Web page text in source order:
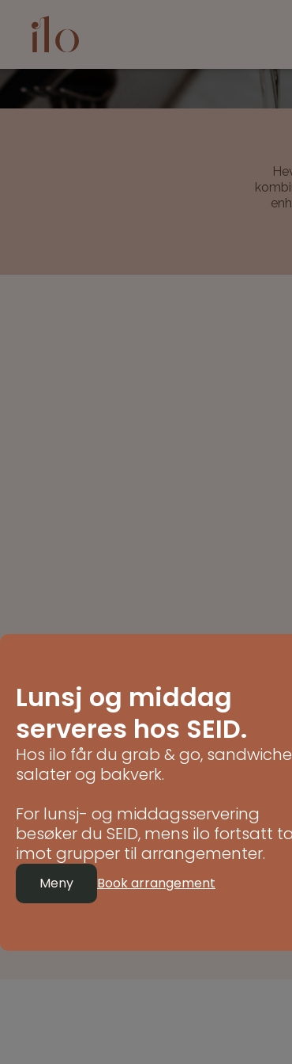
Lunsj og middag
serveres hos SEID.
Hos ilo får du grab & go,
salater og bakverk.
For lunsj- og middagsservering
besøker du SEID, mens ilo fortsatt
imot grupper til arrangementer.
Meny Book arrangement
Hver
Telefon: